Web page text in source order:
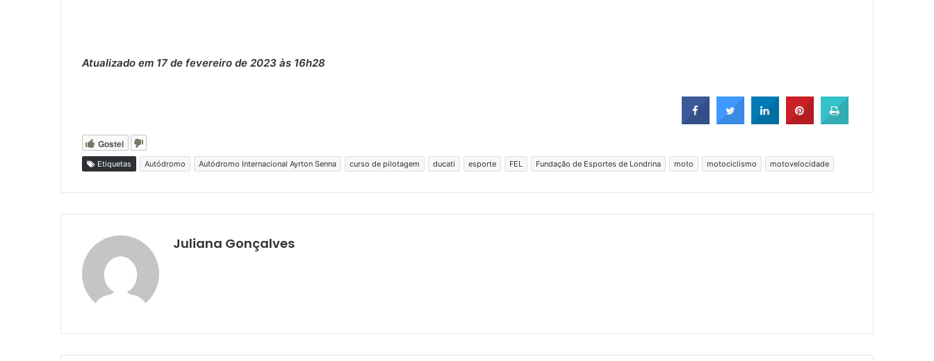
Atualizado em 17 de fevereiro de 2023 às 16h28
Gostei
Etiquetas Autódromo Autódromo Internacional Ayrton Senna curso de pilotagem ducati esporte FEL Fundação de Esportes de Londrina moto motociclismo motovelocidade
Juliana Gonçalves